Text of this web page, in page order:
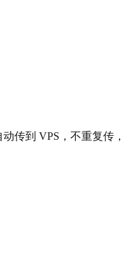
传到 VPS，不重复传，